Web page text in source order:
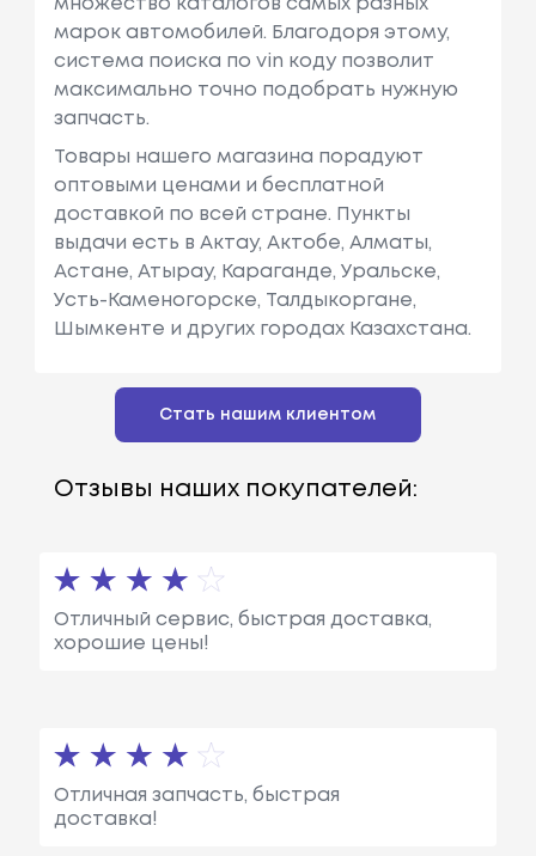
множество каталогов самых разных
марок автомобилей. Благодоря этому,
система поиска по vin коду позволит
максимально точно подобрать нужную
запчасть.
Товары нашего магазина порадуют
оптовыми ценами и бесплатной
доставкой по всей стране. Пункты
выдачи есть в Актау, Актобе, Алматы,
Астане, Атырау, Караганде, Уральске,
Усть-Каменогорске, Талдыкоргане,
Шымкенте и других городах Казахстана.
Стать нашим клиентом
Отзывы наших покупателей:
Отличный сервис, быстрая доставка,
хорошие цены!
Отличная запчасть, быстрая
доставка!